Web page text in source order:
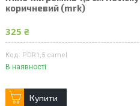
коричневий (mrk)
325 ₴
PDR1,5 camel
В наявності
Купити